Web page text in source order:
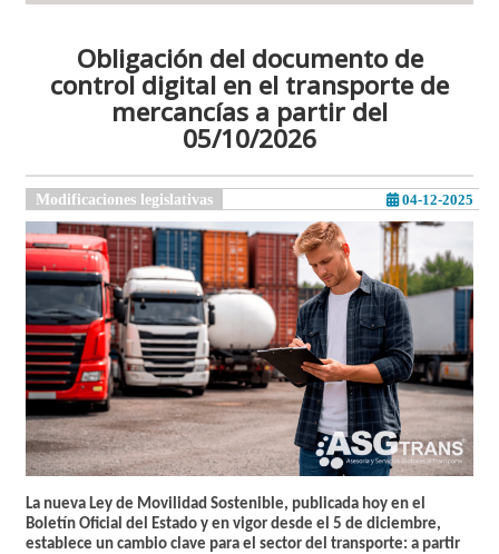
Obligación del documento de
control digital en el transporte de
mercancías a partir del
05/10/2026
Modificaciones legislativas 04-12-2025
La nueva Ley de Movilidad Sostenible, publicada hoy en el
Boletín Oficial del Estado y en vigor desde el 5 de diciembre,
establece un cambio clave para el sector del transporte: a partir